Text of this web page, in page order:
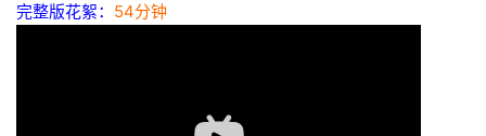
完整版花絮： 54分钟